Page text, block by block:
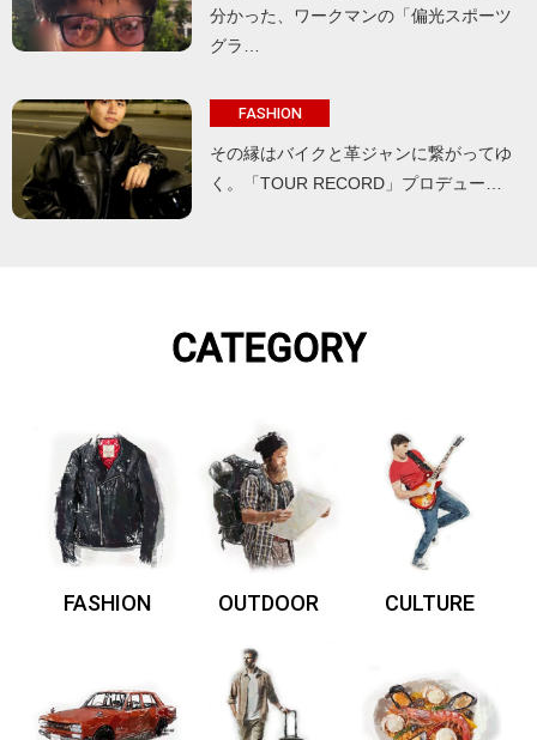
分かった、ワークマンの「偏光スポーツ
グラ…
FASHION
その縁はバイクと革ジャンに繋がってゆ
く。「TOUR RECORD」プロデュー…
CATEGORY
FASHION OUTDOOR CULTURE